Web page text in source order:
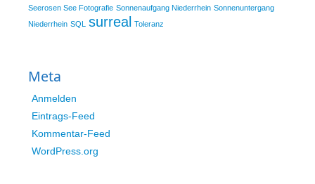
Seerosen See Fotografie Sonnenaufgang Niederrhein Sonnenuntergang
Niederrhein SQL surreal Toleranz
Meta
Anmelden
Eintrags-Feed
Kommentar-Feed
WordPress.org